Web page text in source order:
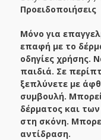
Προειδοποιήσεις
Μόνο για
επαφή με το
οδηγίες χρήσης.
παιδιά. Σε
ξεπλύνετε με
συμβουλή.
δέρματος και
στη σκόνη.
αντίδραση.